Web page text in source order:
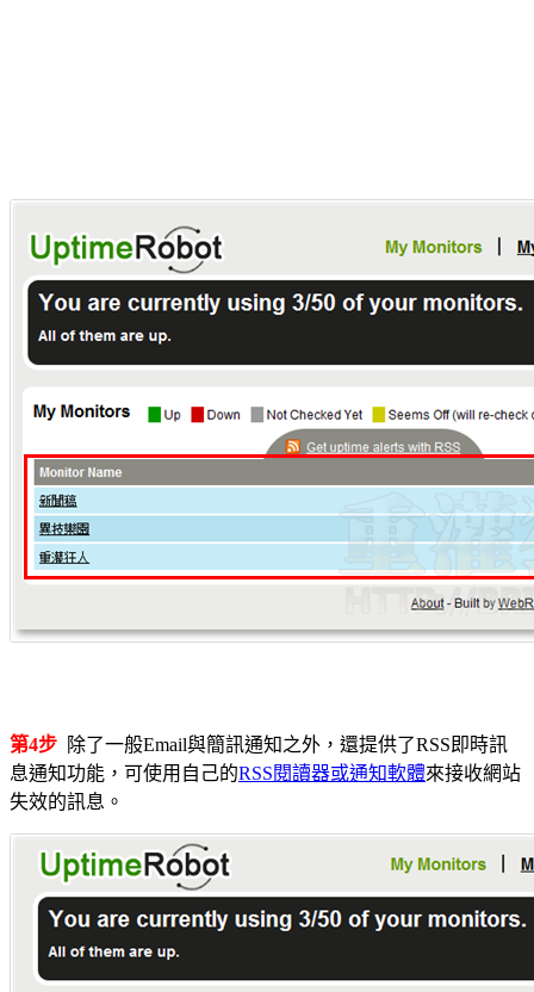
第4步 除了一般Email與簡訊通知之外，還提供了RSS即時訊
息通知功能，可使用自己的RSS閱讀器或通知軟體來接收網站
失效的訊息。